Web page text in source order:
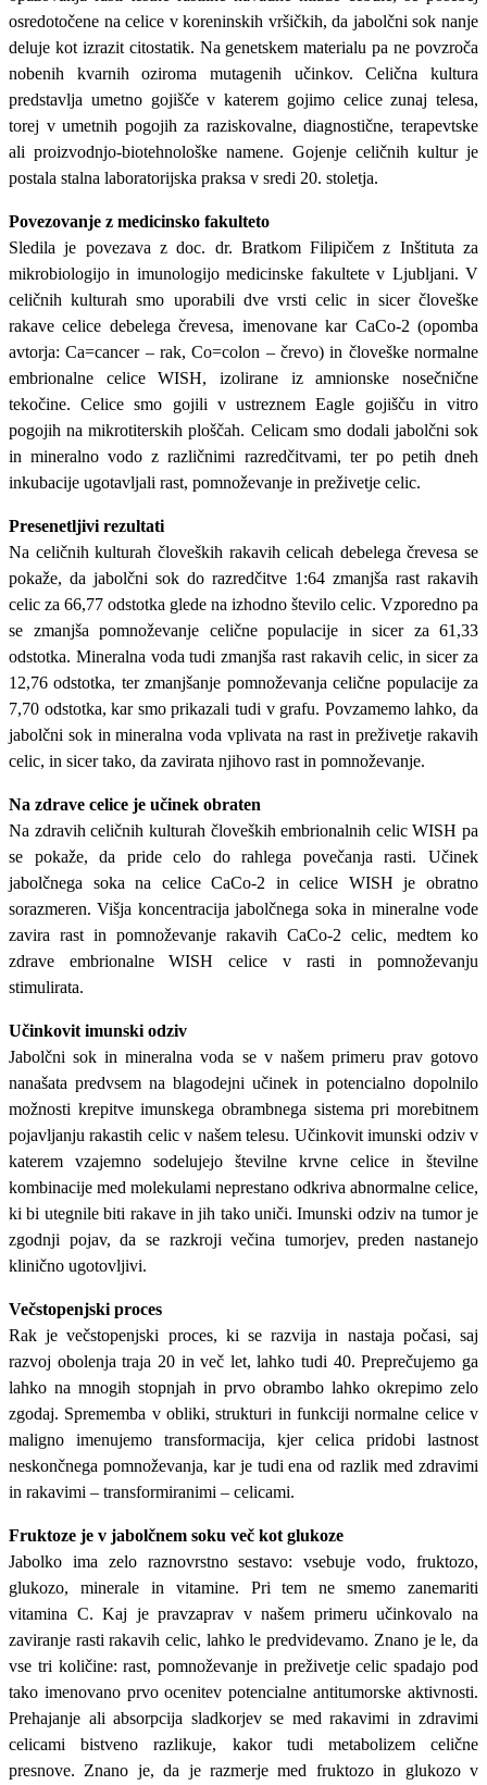
osredotočene na celice v koreninskih vršičkih, da jabolčni sok nanje
deluje kot izrazit citostatik. Na genetskem materialu pa ne povzroča
nobenih kvarnih oziroma mutagenih učinkov. Celična kultura
predstavlja umetno gojišče v katerem gojimo celice zunaj telesa,
torej v umetnih pogojih za raziskovalne, diagnostične, terapevtske
ali proizvodnjo-biotehnološke namene. Gojenje celičnih kultur je
postala stalna laboratorijska praksa v sredi 20. stoletja.
Povezovanje z medicinsko fakulteto
Sledila je povezava z doc. dr. Bratkom Filipičem z Inštituta za
mikrobiologijo in imunologijo medicinske fakultete v Ljubljani. V
celičnih kulturah smo uporabili dve vrsti celic in sicer človeške
rakave celice debelega črevesa, imenovane kar CaCo-2 (opomba
avtorja: Ca=cancer – rak, Co=colon – črevo) in človeške normalne
embrionalne celice WISH, izolirane iz amnionske nosečnične
tekočine. Celice smo gojili v ustreznem Eagle gojišču in vitro
pogojih na mikrotiterskih ploščah. Celicam smo dodali jabolčni sok
in mineralno vodo z različnimi razredčitvami, ter po petih dneh
inkubacije ugotavljali rast, pomnoževanje in preživetje celic.
Presenetljivi rezultati
Na celičnih kulturah človeških rakavih celicah debelega črevesa se
pokaže, da jabolčni sok do razredčitve 1:64 zmanjša rast rakavih
celic za 66,77 odstotka glede na izhodno število celic. Vzporedno pa
se zmanjša pomnoževanje celične populacije in sicer za 61,33
odstotka. Mineralna voda tudi zmanjša rast rakavih celic, in sicer za
12,76 odstotka, ter zmanjšanje pomnoževanja celične populacije za
7,70 odstotka, kar smo prikazali tudi v grafu. Povzamemo lahko, da
jabolčni sok in mineralna voda vplivata na rast in preživetje rakavih
celic, in sicer tako, da zavirata njihovo rast in pomnoževanje.
Na zdrave celice je učinek obraten
Na zdravih celičnih kulturah človeških embrionalnih celic WISH pa
se pokaže, da pride celo do rahlega povečanja rasti. Učinek
jabolčnega soka na celice CaCo-2 in celice WISH je obratno
sorazmeren. Višja koncentracija jabolčnega soka in mineralne vode
zavira rast in pomnoževanje rakavih CaCo-2 celic, medtem ko
zdrave embrionalne WISH celice v rasti in pomnoževanju
stimulirata.
Učinkovit imunski odziv
Jabolčni sok in mineralna voda se v našem primeru prav gotovo
nanašata predvsem na blagodejni učinek in potencialno dopolnilo
možnosti krepitve imunskega obrambnega sistema pri morebitnem
pojavljanju rakastih celic v našem telesu. Učinkovit imunski odziv v
katerem vzajemno sodelujejo številne krvne celice in številne
kombinacije med molekulami neprestano odkriva abnormalne celice,
ki bi utegnile biti rakave in jih tako uniči. Imunski odziv na tumor je
zgodnji pojav, da se razkroji večina tumorjev, preden nastanejo
klinično ugotovljivi.
Večstopenjski proces
Rak je večstopenjski proces, ki se razvija in nastaja počasi, saj
razvoj obolenja traja 20 in več let, lahko tudi 40. Preprečujemo ga
lahko na mnogih stopnjah in prvo obrambo lahko okrepimo zelo
zgodaj. Sprememba v obliki, strukturi in funkciji normalne celice v
maligno imenujemo transformacija, kjer celica pridobi lastnost
neskončnega pomnoževanja, kar je tudi ena od razlik med zdravimi
in rakavimi – transformiranimi – celicami.
Fruktoze je v jabolčnem soku več kot glukoze
Jabolko ima zelo raznovrstno sestavo: vsebuje vodo, fruktozo,
glukozo, minerale in vitamine. Pri tem ne smemo zanemariti
vitamina C. Kaj je pravzaprav v našem primeru učinkovalo na
zaviranje rasti rakavih celic, lahko le predvidevamo. Znano je le, da
vse tri količine: rast, pomnoževanje in preživetje celic spadajo pod
tako imenovano prvo ocenitev potencialne antitumorske aktivnosti.
Prehajanje ali absorpcija sladkorjev se med rakavimi in zdravimi
celicami bistveno razlikuje, kakor tudi metabolizem celične
presnove. Znano je, da je razmerje med fruktozo in glukozo v